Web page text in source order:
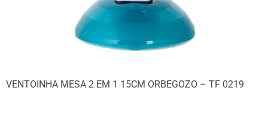
VENTOINHA MESA 2 EM 1 15CM ORBEGOZO – TF 0219